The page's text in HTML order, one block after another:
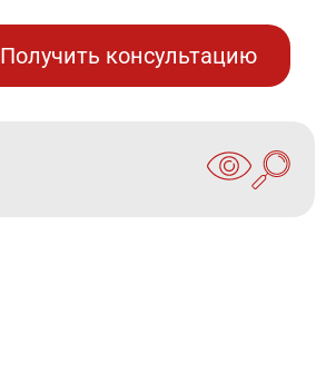
Получить консультацию